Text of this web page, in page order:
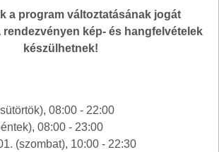
a program változtatásának jogát
rendezvényen kép- és hangfelvételek
készülhetnek!
08:00 - 22:00
08:00 - 23:00
(szombat), 10:00 - 22:30